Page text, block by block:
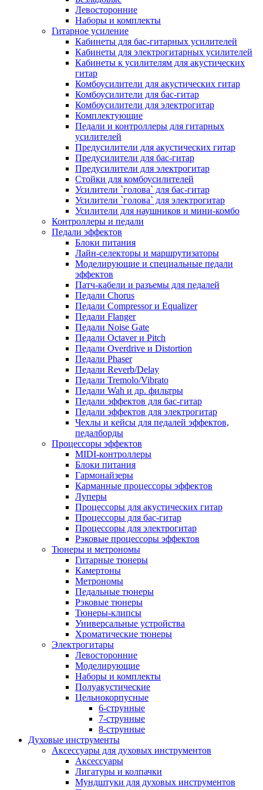
Левосторонние
Наборы и комплекты
Гитарное усиление
Кабинеты для бас-гитарных усилителей
Кабинеты для электрогитарных усилителей
Кабинеты к усилителям для акустических
гитар
Комбоусилители для акустических гитар
Комбоусилители для бас-гитар
Комбоусилители для электрогитар
Комплектующие
Педали и контроллеры для гитарных
усилителей
Предусилители для акустических гитар
Предусилители для бас-гитар
Предусилители для электрогитар
Стойки для комбоусилителей
Усилители `голова` для бас-гитар
Усилители `голова` для электрогитар
Усилители для наушников и мини-комбо
Контроллеры и педали
Педали эффектов
Блоки питания
Лайн-селекторы и маршрутизаторы
Моделирующие и специальные педали
эффектов
Патч-кабели и разъемы для педалей
Педали Chorus
Педали Compressor и Equalizer
Педали Flanger
Педали Noise Gate
Педали Octaver и Pitch
Педали Overdrive и Distortion
Педали Phaser
Педали Reverb/Delay
Педали Tremolo/Vibrato
Педали Wah и др. фильтры
Педали эффектов для бас-гитар
Педали эффектов для электрогитар
Чехлы и кейсы для педалей эффектов,
педалборды
Процессоры эффектов
MIDI-контроллеры
Блоки питания
Гармонайзеры
Карманные процессоры эффектов
Луперы
Процессоры для акустических гитар
Процессоры для бас-гитар
Процессоры для электрогитар
Рэковые процессоры эффектов
Тюнеры и метрономы
Гитарные тюнеры
Камертоны
Метрономы
Педальные тюнеры
Рэковые тюнеры
Тюнеры-клипсы
Универсальные устройства
Хроматические тюнеры
Электрогитары
Левосторонние
Моделирующие
Наборы и комплекты
Полуакустические
Цельнокорпусные
6-струнные
7-струнные
8-струнные
Духовые инструменты
Аксессуары для духовых инструментов
Аксессуары
Лигатуры и колпачки
Мундштуки для духовых инструментов